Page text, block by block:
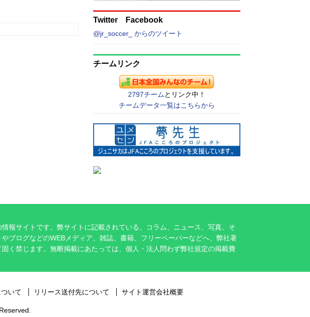
Twitter Facebook
@jr_soccer_ からのツイート
チームリンク
2797チーム とリンク中！
チームデータ一覧はこちらから
報サイトです。弊サイトに記載されている、コラム、ニュース、写真、そ
ブログなどのWEBメディア、雑誌、書籍、フリーペーパーなどへ、弊社著
く禁じます。無断掲載にあたっては、個人・法人問わず弊社規定の掲載費
いて リリース送付先について サイト運営会社概要